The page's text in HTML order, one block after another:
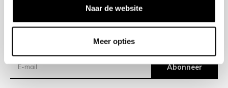
Naar de website
Meer opties
Verzending
Abonneer